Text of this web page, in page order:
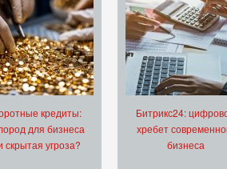
кредиты:
для бизнеса
скрытая угроза?
Битрикс24:
хребет
бизнеса